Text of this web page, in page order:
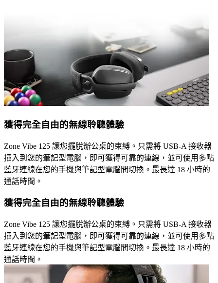
獲得完全自由的無線聆聽體驗
Zone Vibe 125 讓您擺脫辦公桌的束縛。只需將 USB-A 接收器
插入到您的筆記型電腦，即可獲得可靠的連線，並可使用多點
藍牙連線在您的手機與筆記型電腦間切換。最長達 18 小時的
通話時間。
獲得完全自由的無線聆聽體驗
Zone Vibe 125 讓您擺脫辦公桌的束縛。只需將 USB-A 接收器
插入到您的筆記型電腦，即可獲得可靠的連線，並可使用多點
藍牙連線在您的手機與筆記型電腦間切換。最長達 18 小時的
通話時間。